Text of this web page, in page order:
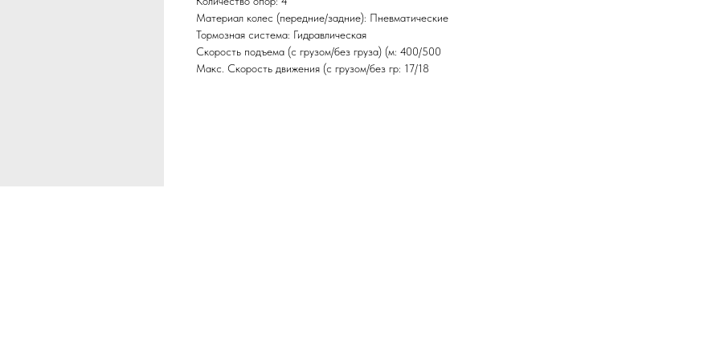
Материал колес (передние/задние): Пневматические
Тормозная система: Гидравлическая
Скорость подъема (с грузом/без груза) (м: 400/500
Макс. Скорость движения (с грузом/без гр: 17/18